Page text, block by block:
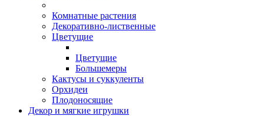
Комнатные растения
Декоративно-лиственные
Цветущие
Цветущие
Большемеры
Кактусы и суккуленты
Орхидеи
Плодоносящие
Декор и мягкие игрушки